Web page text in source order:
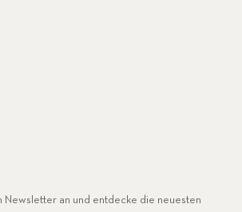
Newsletter an und entdecke die neuesten